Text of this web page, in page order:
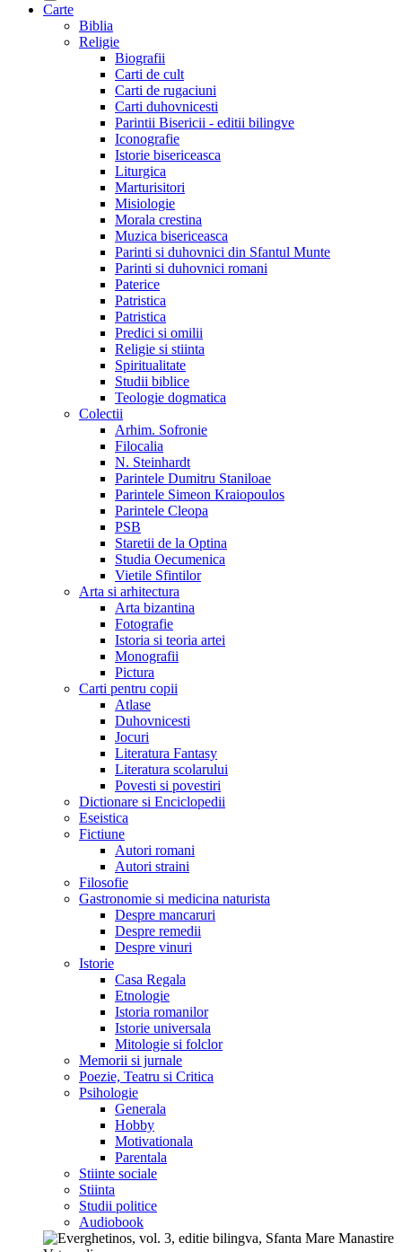
Carte
Biblia
Religie
Biografii
Carti de cult
Carti de rugaciuni
Carti duhovnicesti
Parintii Bisericii - editii bilingve
Iconografie
Istorie bisericeasca
Liturgica
Marturisitori
Misiologie
Morala crestina
Muzica bisericeasca
Parinti si duhovnici din Sfantul Munte
Parinti si duhovnici romani
Paterice
Patristica
Patristica
Predici si omilii
Religie si stiinta
Spiritualitate
Studii biblice
Teologie dogmatica
Colectii
Arhim. Sofronie
Filocalia
N. Steinhardt
Parintele Dumitru Staniloae
Parintele Simeon Kraiopoulos
Parintele Cleopa
PSB
Staretii de la Optina
Studia Oecumenica
Vietile Sfintilor
Arta si arhitectura
Arta bizantina
Fotografie
Istoria si teoria artei
Monografii
Pictura
Carti pentru copii
Atlase
Duhovnicesti
Jocuri
Literatura Fantasy
Literatura scolarului
Povesti si povestiri
Dictionare si Enciclopedii
Eseistica
Fictiune
Autori romani
Autori straini
Filosofie
Gastronomie si medicina naturista
Despre mancaruri
Despre remedii
Despre vinuri
Istorie
Casa Regala
Etnologie
Istoria romanilor
Istorie universala
Mitologie si folclor
Memorii si jurnale
Poezie, Teatru si Critica
Psihologie
Generala
Hobby
Motivationala
Parentala
Stiinte sociale
Stiinta
Studii politice
Audiobook